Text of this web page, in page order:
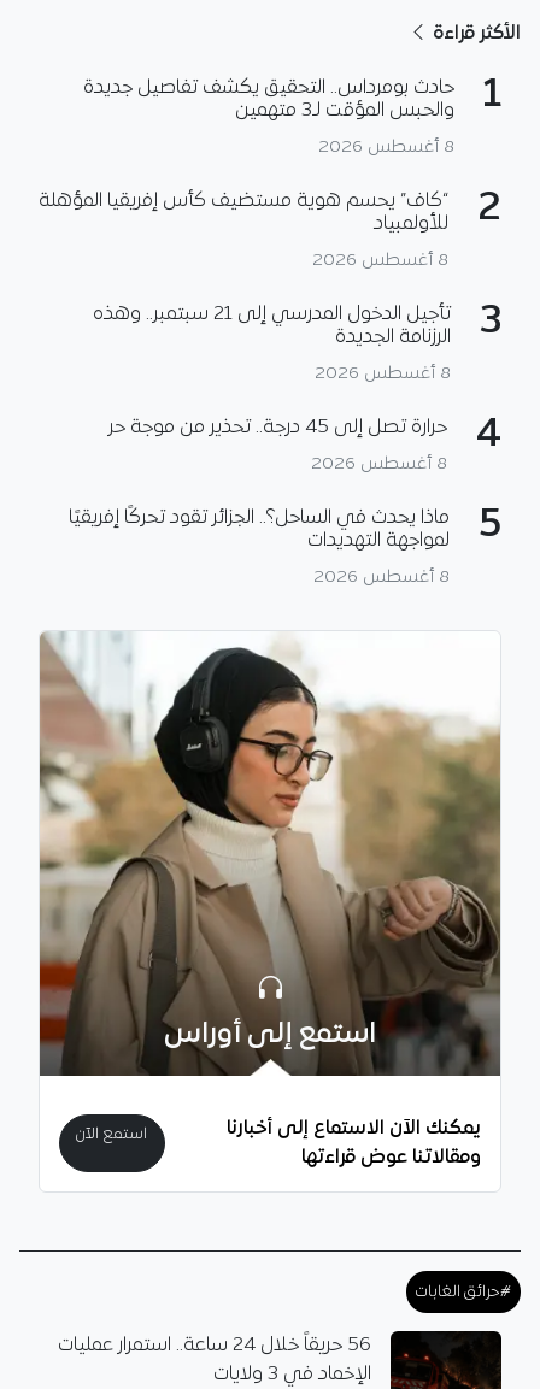
الأكثر قراءة
1
حادث بومرداس.. التحقيق يكشف تفاصيل جديدة
والحبس المؤقت لـ3 متهمين
8 أغسطس 2026
2
“كاف” يحسم هوية مستضيف كأس إفريقيا المؤهلة
للأولمبياد
8 أغسطس 2026
3
تأجيل الدخول المدرسي إلى 21 سبتمبر.. وهذه
الرزنامة الجديدة
8 أغسطس 2026
4 حرارة تصل إلى 45 درجة.. تحذير من موجة حر
8 أغسطس 2026
5
ماذا يحدث في الساحل؟.. الجزائر تقود تحركًا إفريقيًا
لمواجهة التهديدات
8 أغسطس 2026
استمع إلى أوراس
يمكنك الآن الاستماع إلى أخبارنا
ومقالاتنا عوض قراءتها
استمع الآن
#حرائق الغابات
56 حريقاً خلال 24 ساعة.. استمرار عمليات
الإخماد في 3 ولايات